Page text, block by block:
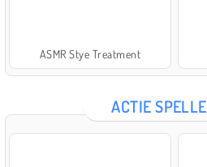
ASMR Stye Treatment
ACTIE